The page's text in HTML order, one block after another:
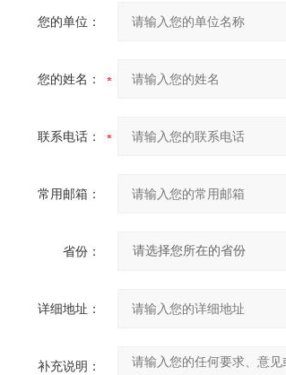
您的单位：
您的姓名：
联系电话：
常用邮箱：
省份：
详细地址：
补充说明：